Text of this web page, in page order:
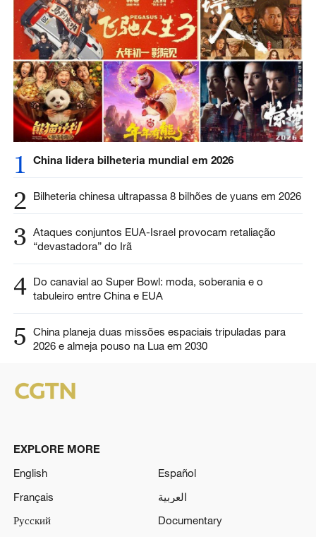
1 China lidera bilheteria mundial em 2026
2 Bilheteria chinesa ultrapassa 8 bilhões de yuans em 2026
3 Ataques conjuntos EUA-Israel provocam retaliação
“devastadora” do Irã
4 Do canavial ao Super Bowl: moda, soberania e o
tabuleiro entre China e EUA
5
China planeja duas missões espaciais tripuladas para
2026 e almeja pouso na Lua em 2030
EXPLORE MORE
English
Español
Français
العربية
Русский
Documentary